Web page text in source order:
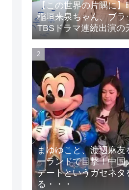
【この世界の片隅に】
稲垣来泉ちゃん、ブラ
TBSドラマ連続出演の
まゆゆこと、渡辺麻友
ーランドで目撃！中国
デートというガセネタ
る・・・